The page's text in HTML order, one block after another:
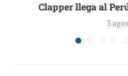
Clapper llega al
3